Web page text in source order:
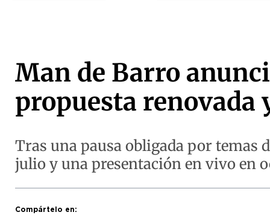
Man de Barro
propuesta renovada
Tras una pausa obligada por temas
julio y una presentación en vivo en
Compártelo en: